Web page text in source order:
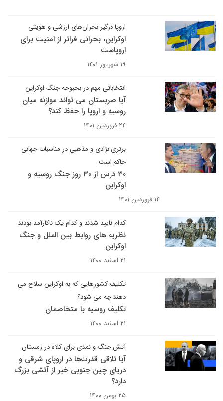
اروپا درگیر بحران‌های ارزشی و هویتی
اوکراین، بحرانی فراتر از امنیت برای
اروپاست
۱۹ شهریور ۱۴۰۱
انتخاباتی مهم در بحبوحه جنگ اوکراین
آیا صربستان می تواند موازنه میان
روسیه و اروپا را حفظ کند؟
۲۴ فروردین ۱۴۰۱
برتری نژادی و مذهبی در مناسبات جهانی
حاکم است
۳۰ درس از ۳۰ روز جنگ روسیه و
اوکراین
۱۴ فروردین ۱۴۰۱
کدام تایید شدند و کدام یک ناکارآمد بودند
نظریه های روابط بین الملل و جنگ
اوکراین
۲۱ اسفند ۱۴۰۰
تکلیف کشورهایی که به اوکراین سلاح می
دهند چه می شود؟
تکلیف روسیه با متخاصمان
۲۱ اسفند ۱۴۰۰
آتش جنگ و نمدی برای کلاه در زمستان
آیا تلاقی قدرت‌ها در اروپای شرقی و
دریای چین جنوبی خبر از آتشی بزرگ
دارد؟
۲۵ بهمن ۱۴۰۰